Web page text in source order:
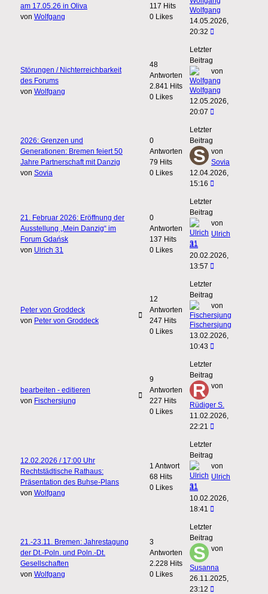
am 17.05.26 in Oliva
von Wolfgang
117 Hits
0 Likes
Wolfgang
14.05.2026,
20:32
Störungen / Nichterreichbarkeit
des Forums
von Wolfgang
48
Antworten
2.841 Hits
0 Likes
Letzter
Beitrag
von
Wolfgang
12.05.2026,
20:07
2026: Grenzen und
Generationen: Bremen feiert 50
Jahre Partnerschaft mit Danzig
von Sovia
0
Antworten
79 Hits
0 Likes
Letzter
Beitrag
von
Sovia
12.04.2026,
15:16
21. Februar 2026: Eröffnung der
Ausstellung „Mein Danzig“ im
Forum Gdańsk
von Ulrich 31
0
Antworten
137 Hits
0 Likes
Letzter
Beitrag
von
Ulrich
31
20.02.2026,
13:57
Peter von Groddeck
von Peter von Groddeck
12
Antworten
247 Hits
0 Likes
Letzter
Beitrag
von
Fischersjung
13.02.2026,
10:43
bearbeiten - editieren
von Fischersjung
9
Antworten
227 Hits
0 Likes
Letzter
Beitrag
von
Rüdiger S.
11.02.2026,
22:21
12.02.2026 / 17:00 Uhr
Rechtstädtische Rathaus:
Präsentation des Buhse-Plans
von Wolfgang
1 Antwort
68 Hits
0 Likes
Letzter
Beitrag
von
Ulrich
31
10.02.2026,
18:41
21.-23.11. Bremen: Jahrestagung
der Dt.-Poln. und Poln.-Dt.
Gesellschaften
von Wolfgang
3
Antworten
2.228 Hits
0 Likes
Letzter
Beitrag
von
Susanna
26.11.2025,
23:12